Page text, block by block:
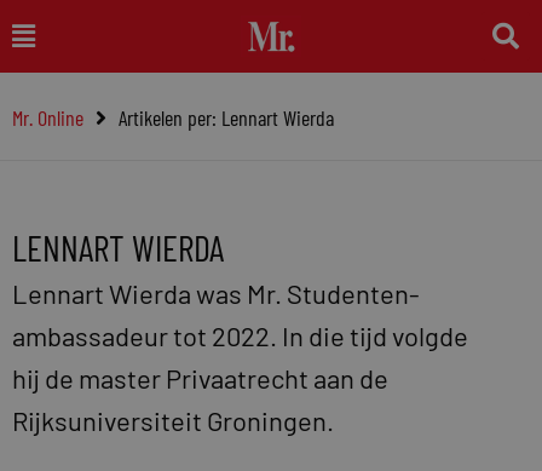
naar
inhoud
Main
Menu
Mr. Online Artikelen per: Lennart Wierda
LENNART WIERDA
Lennart Wierda was Mr. Studenten-
ambassadeur tot 2022. In die tijd volgde
hij de master Privaatrecht aan de
Rijksuniversiteit Groningen.